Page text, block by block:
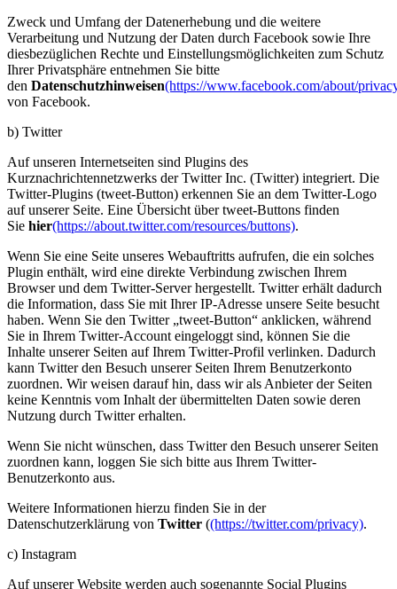
Zweck und Umfang der Datenerhebung und die weitere
Verarbeitung und Nutzung der Daten durch Facebook sowie Ihre
diesbezüglichen Rechte und Einstellungsmöglichkeiten zum Schutz
Ihrer Privatsphäre entnehmen Sie bitte
den Datenschutzhinweisen(https://www.facebook.com/about/
von Facebook.
b) Twitter
Auf unseren Internetseiten sind Plugins des
Kurznachrichtennetzwerks der Twitter Inc. (Twitter) integriert. Die
Twitter-Plugins (tweet-Button) erkennen Sie an dem Twitter-Logo
auf unserer Seite. Eine Übersicht über tweet-Buttons finden
Sie hier(https://about.twitter.com/resources/buttons).
Wenn Sie eine Seite unseres Webauftritts aufrufen, die ein solches
Plugin enthält, wird eine direkte Verbindung zwischen Ihrem
Browser und dem Twitter-Server hergestellt. Twitter erhält dadurch
die Information, dass Sie mit Ihrer IP-Adresse unsere Seite besucht
haben. Wenn Sie den Twitter „tweet-Button“ anklicken, während
Sie in Ihrem Twitter-Account eingeloggt sind, können Sie die
Inhalte unserer Seiten auf Ihrem Twitter-Profil verlinken. Dadurch
kann Twitter den Besuch unserer Seiten Ihrem Benutzerkonto
zuordnen. Wir weisen darauf hin, dass wir als Anbieter der Seiten
keine Kenntnis vom Inhalt der übermittelten Daten sowie deren
Nutzung durch Twitter erhalten.
Wenn Sie nicht wünschen, dass Twitter den Besuch unserer Seiten
zuordnen kann, loggen Sie sich bitte aus Ihrem Twitter-
Benutzerkonto aus.
Weitere Informationen hierzu finden Sie in der
Datenschutzerklärung von Twitter ((https://twitter.com/privacy).
c) Instagram
Auf unserer Website werden auch sogenannte Social Plugins